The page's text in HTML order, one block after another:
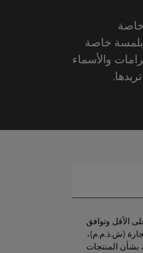
خاصة
والأسماء
فإنك تؤكد أنك تبلغ من العمر 18 عامًا على الأقل وتوافق
(ش.ذ.م.م)،
بشأن المنتجات